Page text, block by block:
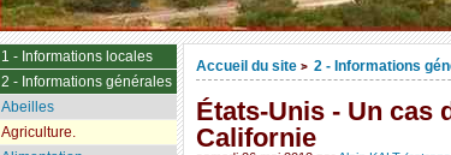
Accueil du site > 2 - Informations
États-Unis - Un cas
Californie
1 - Informations locales
2 - Informations générales
Abeilles
Agriculture.